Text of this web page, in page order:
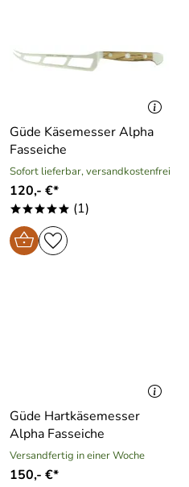
Güde Käsemesser Alpha
Fasseiche
Sofort lieferbar, versandkostenfrei
120,- €*
***** (1)
Güde Hartkäsemesser
Alpha Fasseiche
Versandfertig in einer Woche
150,- €*